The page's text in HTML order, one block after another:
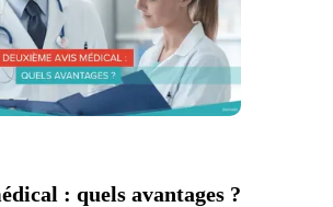
1. Inscription
récupérez votre dossier médical en parallèle
Je commence
: quels avantages ?